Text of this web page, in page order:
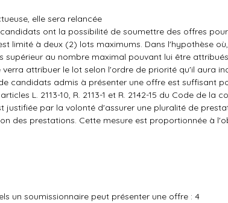
elle sera relancée
ont la possibilité de soumettre des offres
limité à deux (2) lots maximums. Dans l'hypothèse
supérieur au nombre maximal pouvant lui être
attribuer le lot selon l'ordre de priorité qu'il aura
candidats admis à présenter une offre est suffisant
L. 2113-10, R. 2113-1 et R. 2142-15 du Code de
justifiée par la volonté d'assurer une pluralité de
des prestations. Cette mesure est proportionnée à
un soumissionnaire peut présenter une offre : 4